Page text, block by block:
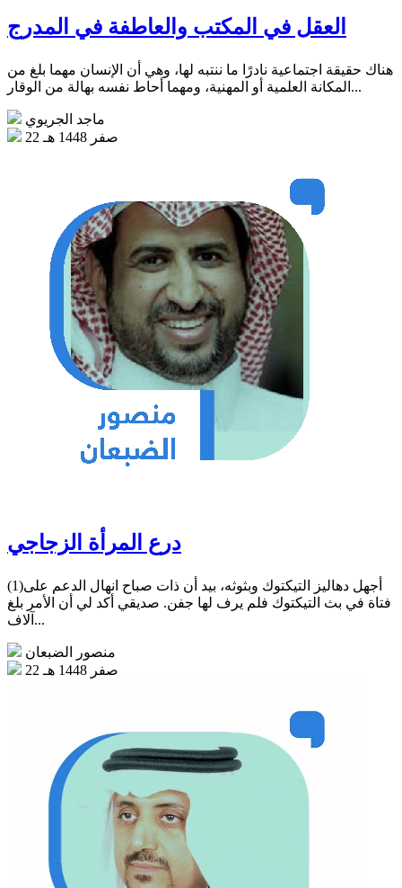
العقل في المكتب والعاطفة في المدرج
هناك حقيقة اجتماعية نادرًا ما ننتبه لها، وهي أن الإنسان مهما بلغ من
المكانة العلمية أو المهنية، ومهما أحاط نفسه بهالة من الوقار...
ماجد الجريوي
22 صفر 1448 هـ
درع المرأة الزجاجي
(1)أجهل دهاليز التيكتوك وبثوثه، بيد أن ذات صباح انهال الدعم على
فتاة في بث التيكتوك فلم يرف لها جفن. صديقي أكد لي أن الأمر بلغ
آلاف...
منصور الضبعان
22 صفر 1448 هـ